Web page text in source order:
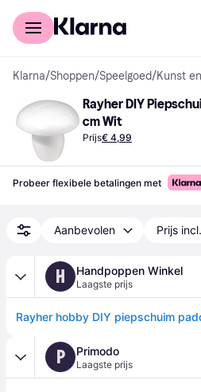
Voor shoppers
Klarna/Shoppen/Speelgoed/Kunst
Rayher DIY
cm Wit
Prijs€ 4,99
Probeer flexibele betalingen met
Aanbevolen Prijs
H Handpoppen Winkel
Laagste prijs
P Primodo
Laagste prijs